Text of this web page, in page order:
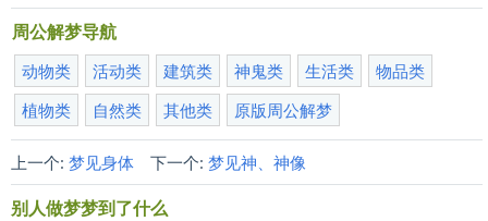
周公解梦导航
动物类 活动类 建筑类 神鬼类 生活类
物品类
植物类
自然类 其他类 原版周公解梦
上一个: 梦见身体下一个: 梦见神、神像
别人做梦梦到了什么